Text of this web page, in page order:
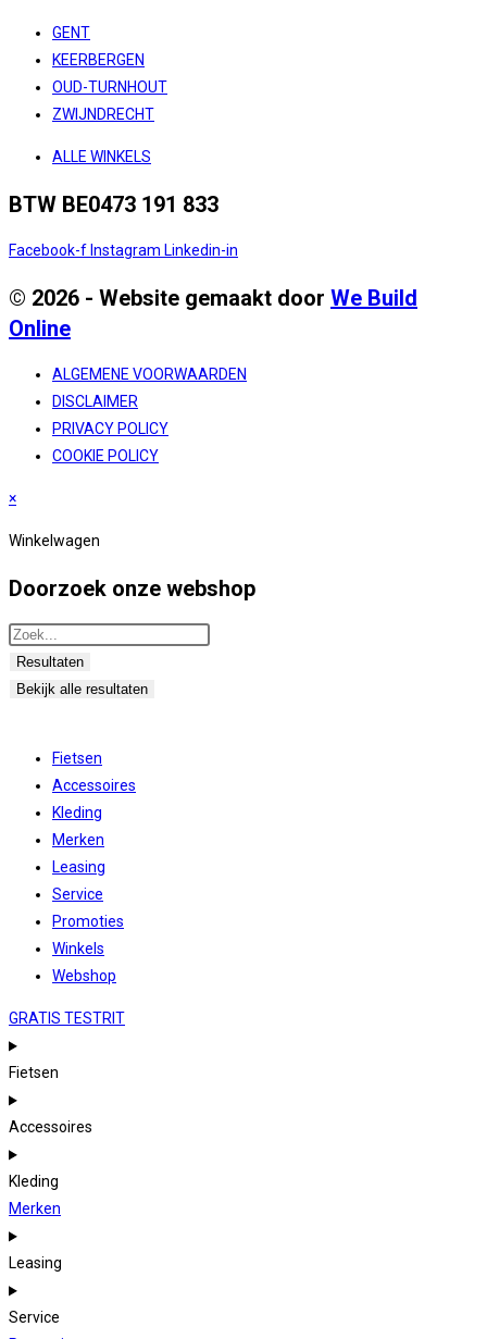
GENT
KEERBERGEN
OUD-TURNHOUT
ZWIJNDRECHT
ALLE WINKELS
BTW BE0473 191 833
Facebook-f Instagram Linkedin-in
© 2026 - Website gemaakt door We Build
Online
ALGEMENE VOORWAARDEN
DISCLAIMER
PRIVACY POLICY
COOKIE POLICY
×
Winkelwagen
Doorzoek onze webshop
Search
Resultaten
Bekijk alle resultaten
Fietsen
Accessoires
Kleding
Merken
Leasing
Service
Promoties
Winkels
Webshop
GRATIS TESTRIT
Fietsen
Accessoires
Kleding
Merken
Leasing
Service